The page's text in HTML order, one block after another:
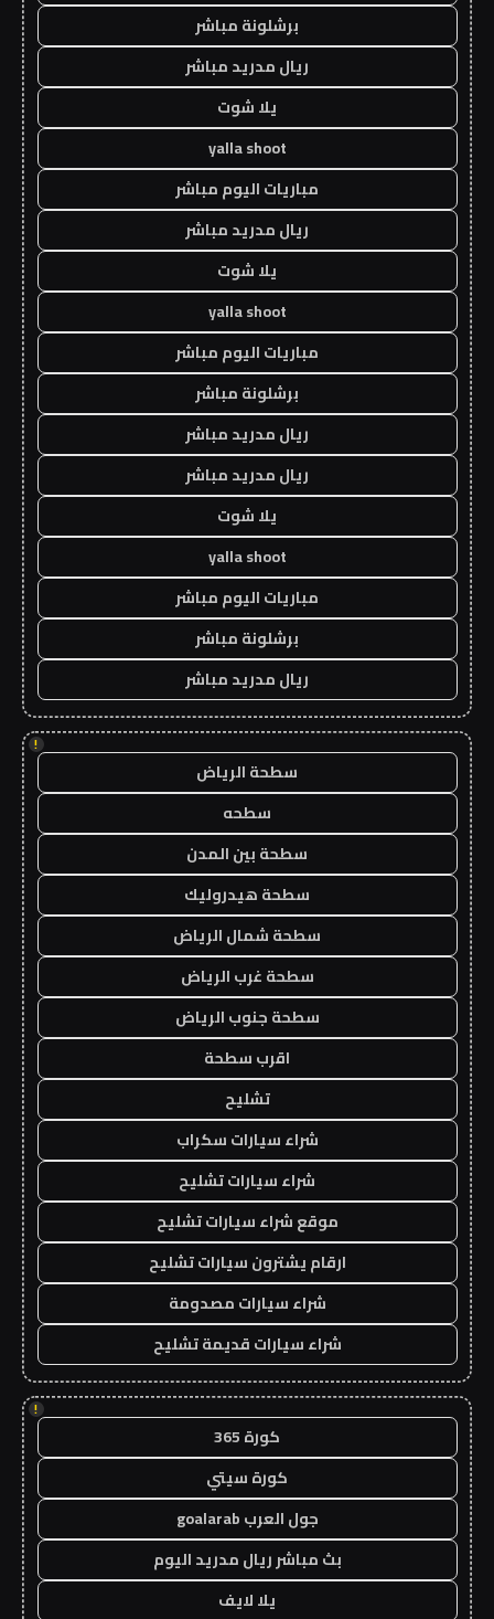
برشلونة مباشر
ريال مدريد مباشر
يلا شوت
yalla shoot
مباريات اليوم مباشر
ريال مدريد مباشر
يلا شوت
yalla shoot
مباريات اليوم مباشر
برشلونة مباشر
ريال مدريد مباشر
ريال مدريد مباشر
يلا شوت
yalla shoot
مباريات اليوم مباشر
برشلونة مباشر
ريال مدريد مباشر
!
سطحة الرياض
سطحه
سطحة بين المدن
سطحة هيدروليك
سطحة شمال الرياض
سطحة غرب الرياض
سطحة جنوب الرياض
اقرب سطحة
تشليح
شراء سيارات سكراب
شراء سيارات تشليح
موقع شراء سيارات تشليح
ارقام يشترون سيارات تشليح
شراء سيارات مصدومة
شراء سيارات قديمة تشليح
!
كورة 365
كورة سيتي
جول العرب goalarab
بث مباشر ريال مدريد اليوم
يلا لايف